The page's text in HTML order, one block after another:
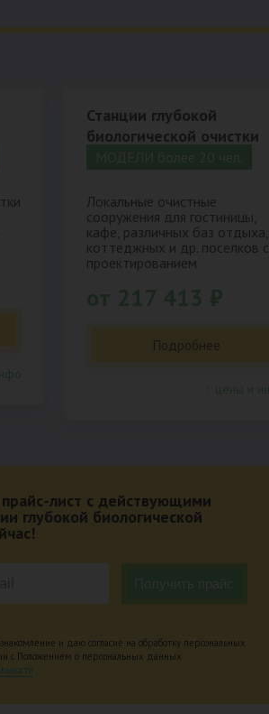
Станции глубокой
биологической очистки
Локальные очистные
сооружения для гостиницы,
кафе, различных баз отдыха,
коттеджных и др. поселков с
проектированием
Подробнее
лист с действующими
глубокой биологической
и даю согласие на обработку персональных
с Положением о персональных данных.